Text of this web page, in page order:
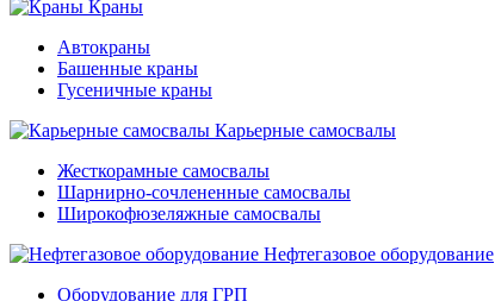
Краны
Автокраны
Башенные краны
Гусеничные краны
Карьерные самосвалы
Жесткорамные самосвалы
Шарнирно-сочлененные самосвалы
Широкофюзеляжные самосвалы
Нефтегазовое оборудование
Оборудование для ГРП